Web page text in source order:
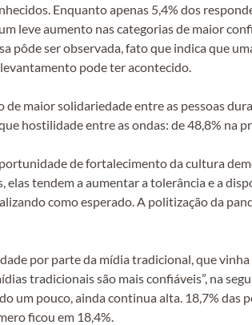
Enquanto apenas 5,4% dos
leve aumento nas categorias de maior
pôde ser observada, fato que indica que
pode ter acontecido.
maior solidariedade entre as pessoas
hostilidade entre as ondas: de 48,8% na
de fortalecimento da cultura
tendem a aumentar a tolerância e a
como esperado. A politização da
por parte da mídia tradicional, que
tradicionais são mais confiáveis”, na
um pouco, ainda continua alta. 18,7% das
ficou em 18,4%.